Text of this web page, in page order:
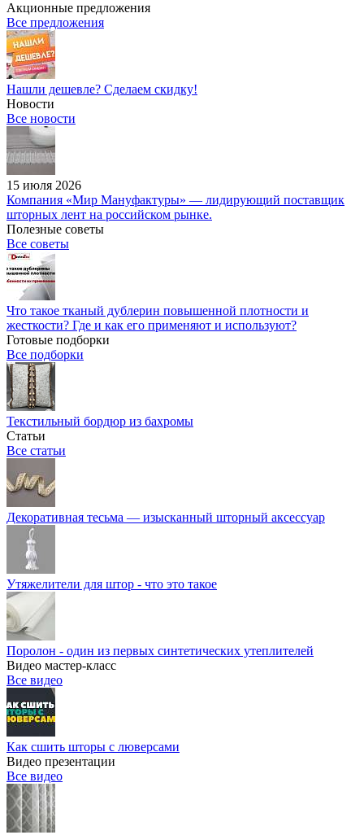
Акционные предложения
Все предложения
Нашли дешевле? Сделаем скидку!
Новости
Все новости
15 июля 2026
Компания «Мир Мануфактуры» — лидирующий поставщик
шторных лент на российском рынке.
Полезные советы
Все советы
Что такое тканый дублерин повышенной плотности и
жесткости? Где и как его применяют и используют?
Готовые подборки
Все подборки
Текстильный бордюр из бахромы
Статьи
Все статьи
Декоративная тесьма — изысканный шторный аксессуар
Утяжелители для штор - что это такое
Поролон - один из первых синтетических утеплителей
Видео мастер-класс
Все видео
Как сшить шторы с люверсами
Видео презентации
Все видео